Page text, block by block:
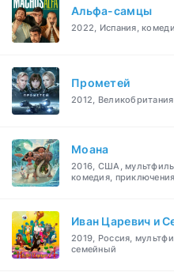
Альфа-самцы
2022, Испания,
Прометей
2012,
Моана
2016, США,
комедия,
Иван Царевич и
2019, Россия,
семейный